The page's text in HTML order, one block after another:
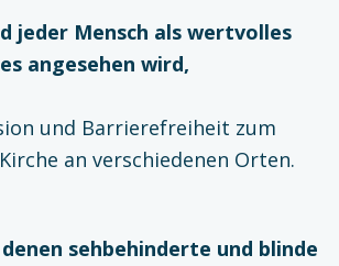
jeder Mensch als wertvolles
angesehen wird,
und Barrierefreiheit zum
an verschiedenen Orten.
sehbehinderte und blinde